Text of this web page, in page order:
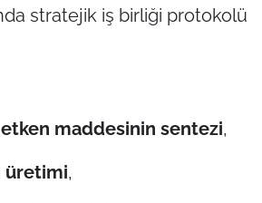
stratejik iş birliği protokolü
maddesinin sentezi,
üretimi,